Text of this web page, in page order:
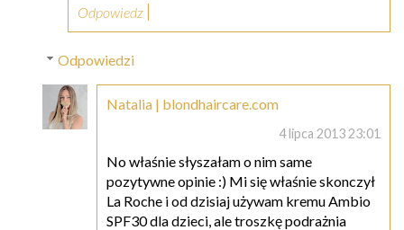
Odpowiedz
Odpowiedzi
Natalia | blondhaircare.com
4 lipca 2013 23:01
No właśnie słyszałam o nim same
pozytywne opinie :) Mi się właśnie skonczył
La Roche i od dzisiaj używam kremu Ambio
SPF30 dla dzieci, ale troszkę podrażnia